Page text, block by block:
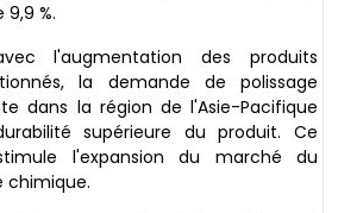
%.
l'augmentation des produits
la demande de polissage
dans la région de l'Asie-Pacifique
supérieure du produit. Ce
l'expansion du marché du
chimique.